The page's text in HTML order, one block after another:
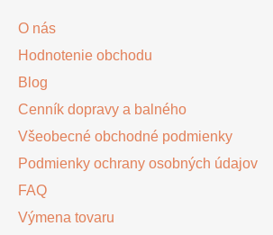
O nás
Hodnotenie obchodu
Blog
Cenník dopravy a balného
Všeobecné obchodné podmienky
Podmienky ochrany osobných údajov
FAQ
Výmena tovaru